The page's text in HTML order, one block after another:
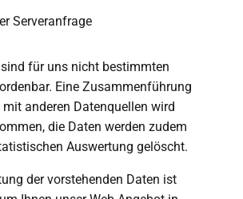
Serveranfrage
für uns nicht bestimmten
Eine Zusammenführung
mit anderen Datenquellen wird
die Daten werden zudem
Auswertung gelöscht.
der vorstehenden Daten ist